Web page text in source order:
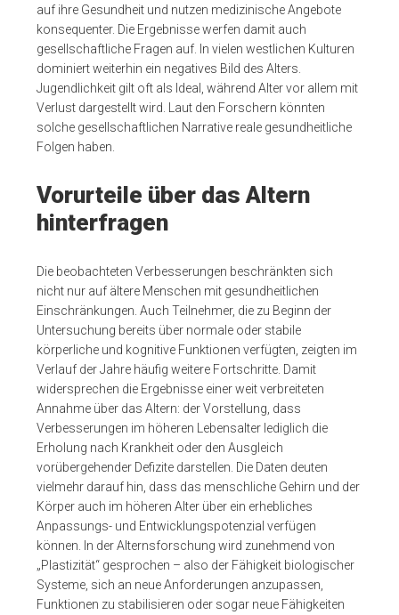
auf ihre Gesundheit und nutzen medizinische Angebote
konsequenter. Die Ergebnisse werfen damit auch
gesellschaftliche Fragen auf. In vielen westlichen Kulturen
dominiert weiterhin ein negatives Bild des Alters.
Jugendlichkeit gilt oft als Ideal, während Alter vor allem mit
Verlust dargestellt wird. Laut den Forschern könnten
solche gesellschaftlichen Narrative reale gesundheitliche
Folgen haben.
Vorurteile über das Altern
hinterfragen
Die beobachteten Verbesserungen beschränkten sich
nicht nur auf ältere Menschen mit gesundheitlichen
Einschränkungen. Auch Teilnehmer, die zu Beginn der
Untersuchung bereits über normale oder stabile
körperliche und kognitive Funktionen verfügten, zeigten im
Verlauf der Jahre häufig weitere Fortschritte. Damit
widersprechen die Ergebnisse einer weit verbreiteten
Annahme über das Altern: der Vorstellung, dass
Verbesserungen im höheren Lebensalter lediglich die
Erholung nach Krankheit oder den Ausgleich
vorübergehender Defizite darstellen. Die Daten deuten
vielmehr darauf hin, dass das menschliche Gehirn und der
Körper auch im höheren Alter über ein erhebliches
Anpassungs- und Entwicklungspotenzial verfügen
können. In der Alternsforschung wird zunehmend von
„Plastizität“ gesprochen – also der Fähigkeit biologischer
Systeme, sich an neue Anforderungen anzupassen,
Funktionen zu stabilisieren oder sogar neue Fähigkeiten